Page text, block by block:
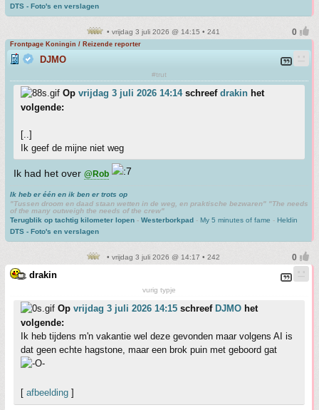
DTS - Foto's en verslagen
• vrijdag 3 juli 2026 @ 14:15 • 241
Frontpage Koningin / Reizende reporter
DJMO
#trut
Op vrijdag 3 juli 2026 14:14schreef drakin het
volgende:
[..]
Ik geef de mijne niet weg
Ik had het over @Rob
Ik heb er één en ik ben er trots op
"Tussen droom en daad staan wetten in de weg, en praktische bezwaren" "The needs
of the many outweigh the needs of the crew"
Terugblik op tachtig kilometer lopen - Westerborkpad - My 5 minutes of fame - Heldin
DTS - Foto's en verslagen
• vrijdag 3 juli 2026 @ 14:17 • 242
drakin
vurig typje
Op vrijdag 3 juli 2026 14:15 schreef DJMO het
volgende:
Ik heb tijdens m'n vakantie wel deze gevonden maar volgens AI is
dat geen echte hagstone, maar een brok puin met geboord gat
[ afbeelding ]